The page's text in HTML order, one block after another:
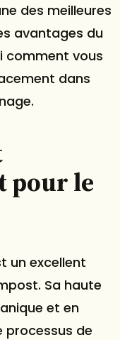
des meilleures
avantages du
comment vous
dans
pour le
un excellent
Sa haute
et en
processus de